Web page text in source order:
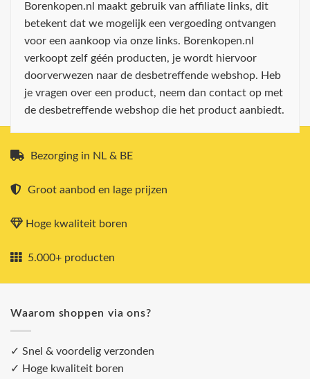
Borenkopen.nl maakt gebruik van affiliate links, dit
betekent dat we mogelijk een vergoeding ontvangen
voor een aankoop via onze links. Borenkopen.nl
verkoopt zelf géén producten, je wordt hiervoor
doorverwezen naar de desbetreffende webshop. Heb
je vragen over een product, neem dan contact op met
de desbetreffende webshop die het product aanbiedt.
Bezorging in NL & BE
Groot aanbod en lage prijzen
Hoge kwaliteit boren
5.000+ producten
Waarom shoppen via ons?
✓ Snel & voordelig verzonden
✓ Hoge kwaliteit boren